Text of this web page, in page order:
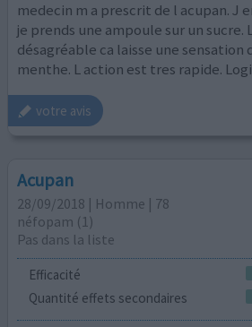
medecin m a prescrit de l acupan. J
je prends une ampoule sur un sucre.
désagréable ca laisse une sensation
menthe. L action est tres rapide.
votre avis
Acupan
28/09/2018 | Homme | 78
néfopam (1)
Pas dans la liste
Efficacité
Quantité effets secondaires